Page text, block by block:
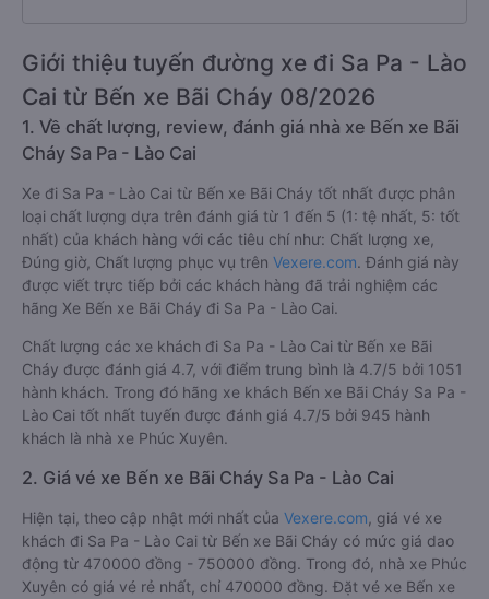
Giới thiệu tuyến đường xe đi Sa Pa - Lào
Cai từ Bến xe Bãi Cháy 08/2026
1. Về chất lượng, review, đánh giá nhà xe Bến xe Bãi
Cháy Sa Pa - Lào Cai
Xe đi Sa Pa - Lào Cai từ Bến xe Bãi Cháy tốt nhất được phân
loại chất lượng dựa trên đánh giá từ 1 đến 5 (1: tệ nhất, 5: tốt
nhất) của khách hàng với các tiêu chí như: Chất lượng xe,
Đúng giờ, Chất lượng phục vụ trên Vexere.com. Đánh giá này
được viết trực tiếp bởi các khách hàng đã trải nghiệm các
hãng Xe Bến xe Bãi Cháy đi Sa Pa - Lào Cai.
Chất lượng các xe khách đi Sa Pa - Lào Cai từ Bến xe Bãi
Cháy được đánh giá 4.7, với điểm trung bình là 4.7/5 bởi 1051
hành khách. Trong đó hãng xe khách Bến xe Bãi Cháy Sa Pa -
Lào Cai tốt nhất tuyến được đánh giá 4.7/5 bởi 945 hành
khách là nhà xe Phúc Xuyên.
2. Giá vé xe Bến xe Bãi Cháy Sa Pa - Lào Cai
Hiện tại, theo cập nhật mới nhất của Vexere.com , giá vé xe
khách đi Sa Pa - Lào Cai từ Bến xe Bãi Cháy có mức giá dao
động từ 470000 đồng - 750000 đồng. Trong đó, nhà xe Phúc
Xuyên có giá vé rẻ nhất, chỉ 470000 đồng. Đặt vé xe Bến xe